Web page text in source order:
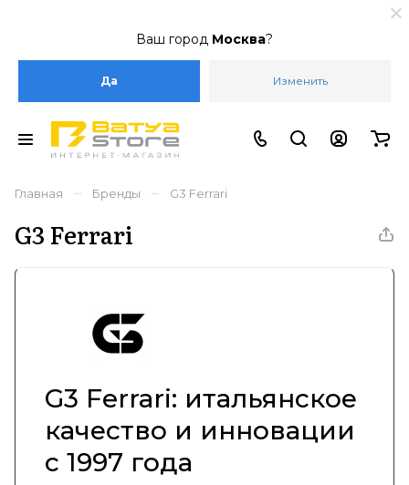
Ваш город Москва?
Да Изменить
Главная – Бренды – G3 Ferrari
G3 Ferrari
G3 Ferrari: итальянское
качество и инновации
с 1997 года